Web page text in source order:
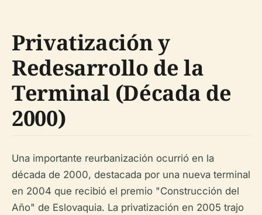
Privatización y
Redesarrollo de la
Terminal (Década de
2000)
Una importante reurbanización ocurrió en la
década de 2000, destacada por una nueva terminal
en 2004 que recibió el premio "Construcción del
Año" de Eslovaquia. La privatización en 2005 trajo